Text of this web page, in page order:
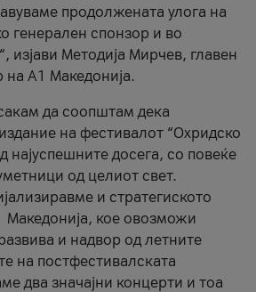
продолжената улога на
генерален спонзор и во
изјави Методија Мирчев, главен
A1 Македонија.
да соопштам дека
на фестивалот “Охридско
најуспешните досега, со повеќе
од целиот свет.
и стратегиското
Македонија, кое овозможи
и надвор од летните
на постфестивалската
два значајни концерти и тоа